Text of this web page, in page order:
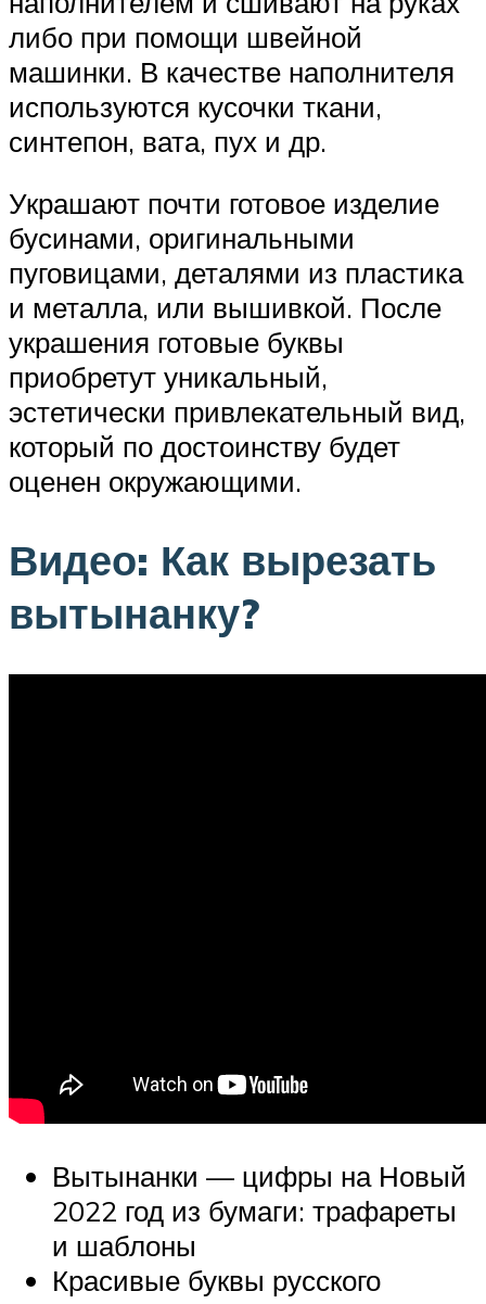
либо при помощи швейной
машинки. В качестве наполнителя
используются кусочки ткани,
синтепон, вата, пух и др.
Украшают почти готовое изделие
бусинами, оригинальными
пуговицами, деталями из пластика
и металла, или вышивкой. После
украшения готовые буквы
приобретут уникальный,
эстетически привлекательный вид,
который по достоинству будет
оценен окружающими.
Видео: Как вырезать
вытынанку?
Вытынанки — цифры на Новый
2022 год из бумаги: трафареты
и шаблоны
Красивые буквы русского